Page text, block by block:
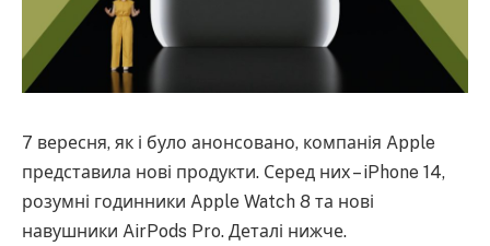
7 вересня, як і було анонсовано, компанія Apple
представила нові продукти. Серед них – iPhone 14,
розумні годинники Apple Watch 8 та нові
навушники AirPods Pro. Деталі нижче.